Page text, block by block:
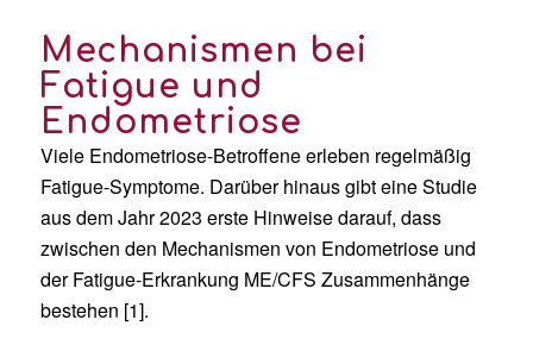
Mechanismen bei
Fatigue und
Endometriose
Viele Endometriose-Betroffene erleben regelmäßig
Fatigue-Symptome. Darüber hinausgibteine Studie
aus dem Jahr 2023 erste Hinweise darauf, dass
zwischen den Mechanismen von Endometriose und
der Fatigue-Erkrankung ME/CFS Zusammenhänge
bestehen [1].